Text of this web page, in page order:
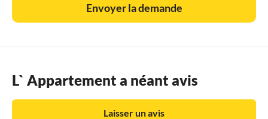
Envoyer la demande
L` Appartement a néant avis
Laisser un avis